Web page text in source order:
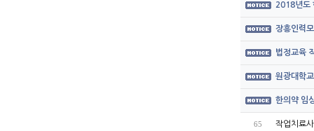
2018년도
장흥인력
법정교육
원광대학
한의약 임
65 작업치료